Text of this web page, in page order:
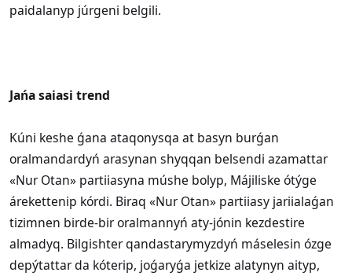
paidalanyp júrgeni belgili.
Jańa saiasi trend
Kúni keshe ǵana ataqonysqa at basyn burǵan
oralmandardyń arasynan shyqqan belsendi azamattar
«Nur Otan» partiiasyna múshe bolyp, Májiliske ótýge
árekettenip kórdi. Biraq «Nur Otan» partiiasy jariialaǵan
tizimnen birde-bir oralmannyń aty-jónin kezdestire
almadyq. Bilgishter qandastarymyzdyń máselesin ózge
depýtattar da kóterip, joǵaryǵa jetkize alatynyn aityp,